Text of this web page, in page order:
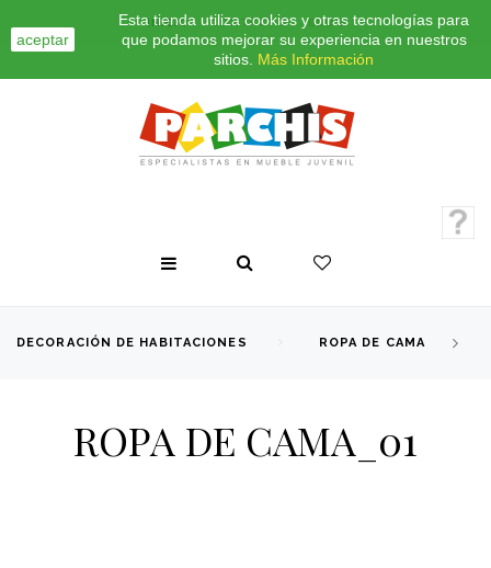
aceptar
Esta tienda utiliza cookies y otras tecnologías para
que podamos mejorar su experiencia en nuestros
sitios. Más Información
INICIO CONTACTO BLOG
DECORACIÓN DE HABITACIONES ROPA DE CAMA
ROPA DE CAMA_01